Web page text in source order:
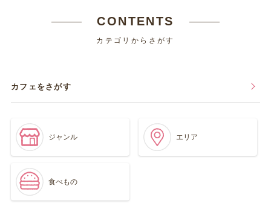
CONTENTS
カテゴリからさがす
カフェをさがす
ジャンル エリア
食べもの